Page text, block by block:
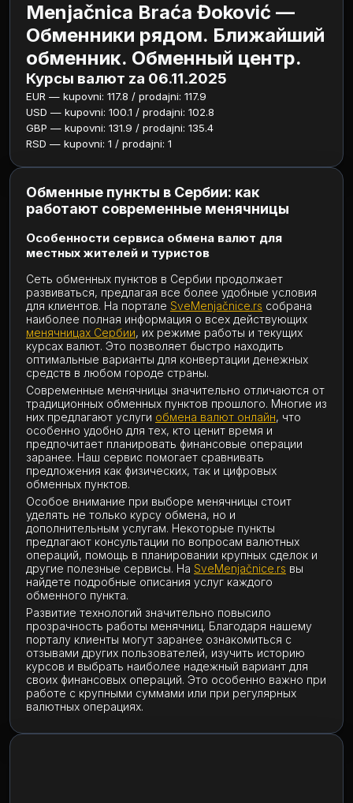
Menjačnica Braća Đoković —
Обменники рядом. Ближайший
обменник. Обменный центр.
Курсы валют za 06.11.2025
EUR — kupovni: 117.8 / prodajni: 117.9
USD — kupovni: 100.1 / prodajni: 102.8
GBP — kupovni: 131.9 / prodajni: 135.4
RSD — kupovni: 1 / prodajni: 1
Обменные пункты в Сербии: как
работают современные менячницы
Особенности сервиса обмена валют для
местных жителей и туристов
Сеть обменных пунктов в Сербии продолжает
развиваться, предлагая все более удобные условия
для клиентов. На портале SveMenjačnice.rs собрана
наиболее полная информация о всех действующих
менячницах Сербии, их режиме работы и текущих
курсах валют. Это позволяет быстро находить
оптимальные варианты для конвертации денежных
средств в любом городе страны.
Современные менячницы значительно отличаются от
традиционных обменных пунктов прошлого. Многие из
них предлагают услуги обмена валют онлайн, что
особенно удобно для тех, кто ценит время и
предпочитает планировать финансовые операции
заранее. Наш сервис помогает сравнивать
предложения как физических, так и цифровых
обменных пунктов.
Особое внимание при выборе менячницы стоит
уделять не только курсу обмена, но и
дополнительным услугам. Некоторые пункты
предлагают консультации по вопросам валютных
операций, помощь в планировании крупных сделок и
другие полезные сервисы. На SveMenjačnice.rs вы
найдете подробные описания услуг каждого
обменного пункта.
Развитие технологий значительно повысило
прозрачность работы менячниц. Благодаря нашему
порталу клиенты могут заранее ознакомиться с
отзывами других пользователей, изучить историю
курсов и выбрать наиболее надежный вариант для
своих финансовых операций. Это особенно важно при
работе с крупными суммами или при регулярных
валютных операциях.